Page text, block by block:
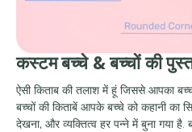
कस्टम बच्चे & बच्चों की
ऐसी किताब की तलाश में हूं जिससे आपका
बच्चों की किताबें आपके बच्चे को कहानी का
देखना, और व्यक्तित्व हर पन्ने में बुना गया है.